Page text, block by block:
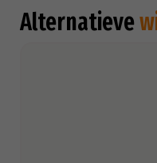
Alternatieve